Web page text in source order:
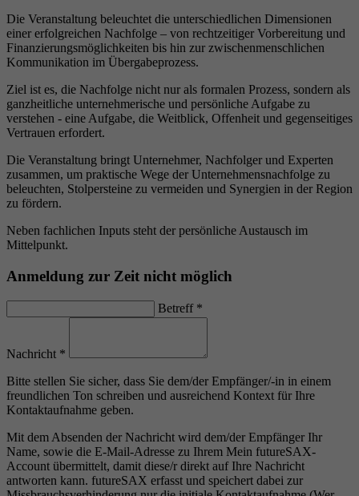
Die Veranstaltung beleuchtet die unterschiedlichen Dimensionen
einer erfolgreichen Nachfolge – von rechtzeitiger Vorbereitung und
Finanzierungsmöglichkeiten bis hin zur zwischenmenschlichen
Kommunikation im Übergabeprozess.
Ziel ist es, die Nachfolge nicht nur als formalen Prozess, sondern als
ganzheitliche unternehmerische und persönliche Aufgabe zu
verstehen - eine Aufgabe, die Weitblick, Offenheit und gegenseitiges
Vertrauen erfordert.
Die Veranstaltung bringt Unternehmer, Nachfolger und Experten
zusammen, um praktische Wege der Unternehmensnachfolge zu
beleuchten, Stolpersteine zu vermeiden und Synergien in der Region
zu fördern.
Neben fachlichen Inputs steht der persönliche Austausch im
Mittelpunkt.
Anmeldung zur Zeit nicht möglich
Betreff *
Nachricht *
Bitte stellen Sie sicher, dass Sie dem/der Empfänger/-in in einem
freundlichen Ton schreiben und ausreichend Kontext für Ihre
Kontaktaufnahme geben.
Mit dem Absenden der Nachricht wird dem/der Empfänger Ihr
Name, sowie die E-Mail-Adresse zu Ihrem Mein futureSAX-
Account übermittelt, damit diese/r direkt auf Ihre Nachricht
antworten kann. futureSAX erfasst und speichert dabei zur
gesehen hat, zu behalten.